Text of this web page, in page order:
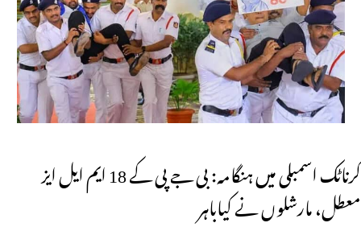
کرناٹک اسمبلی میں ہنگامہ: بی جے پی کے 18 ایم ایل ایز
معطل، مارشلوں نے کیاباہر